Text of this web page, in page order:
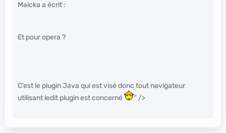
Maicka a écrit :
Et pour opera ?
C’est le plugin Java qui est visé donc tout navigateur
utilisant ledit plugin est concerné
" />